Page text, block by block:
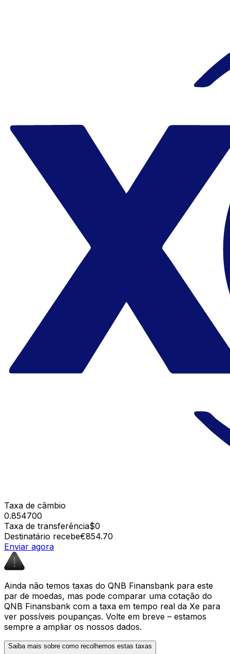
Taxa de câmbio
0.854700
Taxa de transferência$0
Destinatário recebe€854.70
Enviar agora
Ainda não temos taxas do QNB Finansbank para este
par de moedas, mas pode comparar uma cotação do
QNB Finansbank com a taxa em tempo real da Xe para
ver possíveis poupanças. Volte em breve – estamos
sempre a ampliar os nossos dados.
Saiba mais sobre como recolhemos estas taxas